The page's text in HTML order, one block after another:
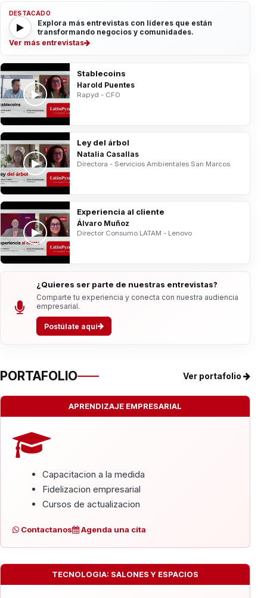
DESTACADO
Explora más entrevistas con líderes que están
transformando negocios y comunidades.
Ver más entrevistas
Stablecoins
Harold Puentes
Rapyd - CFO
Ley del árbol
Natalia Casallas
Directora - Servicios Ambientales San Marcos
Experiencia al cliente
Álvaro Muñoz
Director Consumo LATAM - Lenovo
¿Quieres ser parte de nuestras entrevistas?
Comparte tu experiencia y conecta con nuestra audiencia
empresarial.
Postúlate aquí
PORTAFOLIO Ver portafolio
APRENDIZAJE EMPRESARIAL
Capacitacion a la medida
Fidelizacion empresarial
Cursos de actualizacion
Contactanos Agenda una cita
TECNOLOGIA: SALONES Y ESPACIOS